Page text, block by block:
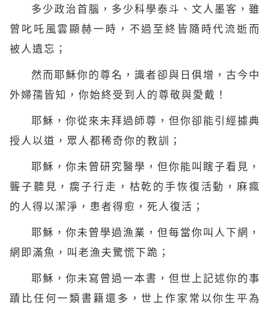
多少政治首腦，多少科學泰斗、文人墨客，雖
曾叱吒風雲顯赫一時，不過至終皆隨時代流逝而
被人遺忘；
然而耶穌你的尊名，識者卻與日俱增，古今中
外婦孺皆知，你始終受到人的尊敬與愛戴！
耶穌，你從來未拜過師尊，但你卻能引經據典
授人以道，眾人都稀奇你的教訓；
耶穌，你未曾研究醫學，但你能叫瞎子看見，
聾子聽見，瘸子行走，枯乾的手恢復活動，麻瘋
的人得以潔淨，患者得愈，死人復活；
耶穌，你未曾學過漁業，但每當你叫人下網，
網即滿魚，叫老漁夫驚慌下跪；
耶穌，你未寫曾過一本書，但世上記述你的事
蹟比任何一類書籍還多，世上作家常以你生平為